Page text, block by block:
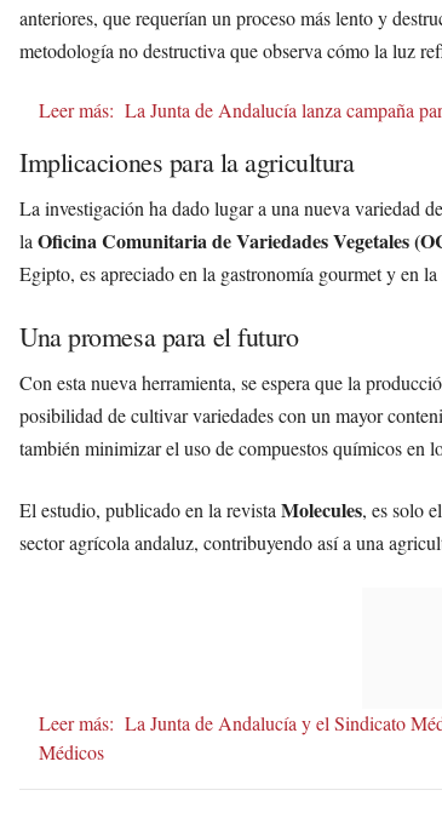
anteriores, que requerían un proceso más lento y
metodología no destructiva que observa cómo la luz
Leer más: La Junta de Andalucía lanza campaña
Implicaciones para la agricultura
La investigación ha dado lugar a una nueva variedad
laOficina Comunitaria de Variedades Vegetales
Egipto, es apreciado en la gastronomía gourmet y en
Una promesa para el futuro
Con esta nueva herramienta, se espera que la
posibilidad de cultivar variedades con un mayor
también minimizar el uso de compuestos químicos en
El estudio, publicado en la revistaMolecules, es solo
sector agrícola andaluz, contribuyendo así a una
Leer más: La Junta de Andalucía y el Sindicato
Médicos